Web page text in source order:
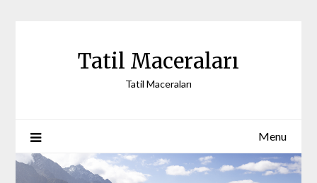
Tatil Maceraları
Tatil Maceraları
Menu